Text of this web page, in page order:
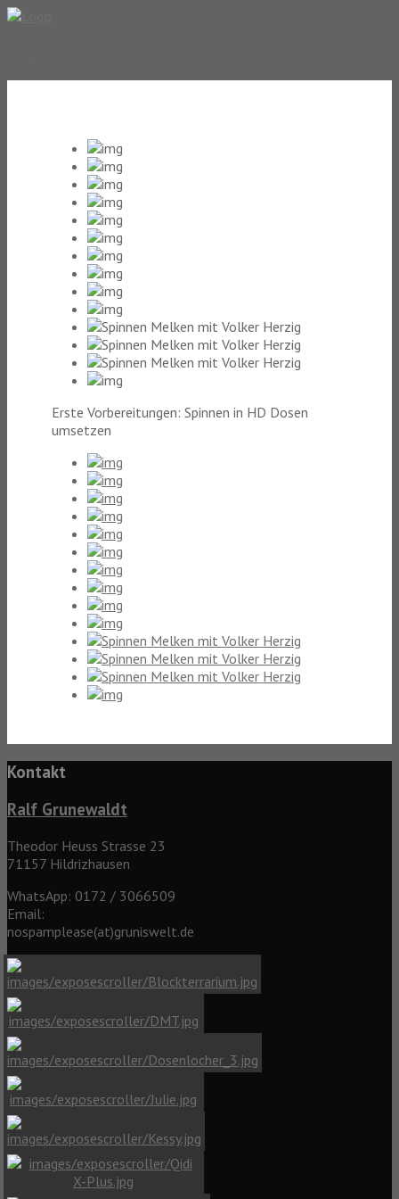
Erste Vorbereitungen: Spinnen in HD Dosen
umsetzen
Kontakt
Ralf Grunewaldt
Theodor Heuss Strasse 23
71157 Hildrizhausen
WhatsApp: 0172 / 3066509
Email:
nospamplease(at)gruniswelt.de